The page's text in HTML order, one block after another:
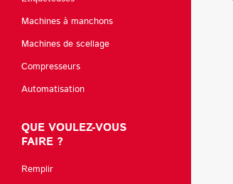
Machines à manchons
Machines de scellage
Compresseurs
Automatisation
QUE VOULEZ-VOUS
FAIRE ?
Remplir